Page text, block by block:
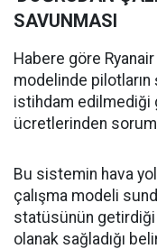
SAVUNMASI
Habere göre
modelinde
istihdam edilmediği
ücretlerinden
Bu sistemin hava
çalışma modeli
statüsünün getirdiği
olanak sağladığı